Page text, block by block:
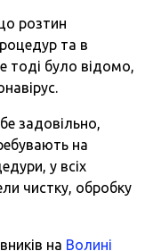
розтин
та в
тоді було відомо,
задовільно,
на
у всіх
чистку, обробку
на Волині